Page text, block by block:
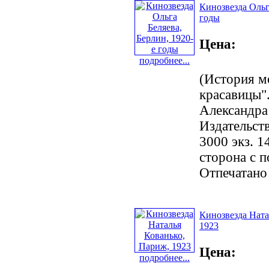
подробнее...
Кинозвезда
годы
Цена:
(История
3000 экз.
сторона с
подробнее...
Кинозвезда
1923
Цена: